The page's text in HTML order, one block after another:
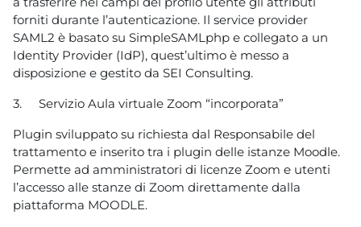
forniti durante l’autenticazione. Il service provider
SAML2 è basato su SimpleSAMLphp e collegato a un
Identity Provider (IdP), quest’ultimo è messo a
disposizione e gestito da SEI Consulting.
3.
Servizio Aula virtuale Zoom “incorporata”
Plugin sviluppato su richiesta dal Responsabile del
trattamento e inserito tra i plugin delle istanze Moodle.
Permette ad amministratori di licenze Zoom e utenti
l’accesso alle stanze di Zoom direttamente dalla
piattaforma MOODLE.